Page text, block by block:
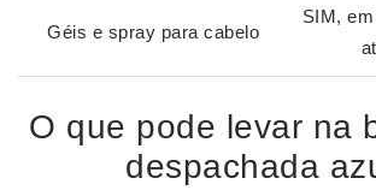
Géis e spray para cabelo
SIM,
O que pode levar na
despachada